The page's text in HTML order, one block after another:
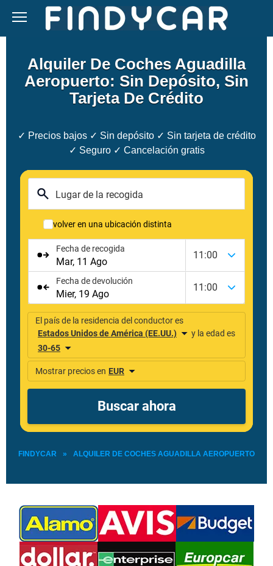
content
Alquiler De Coches Aguadilla
Aeropuerto: Sin Depósito, Sin
Tarjeta De Crédito
✓ Precios bajos ✓ Sin depósito ✓ Sin tarjeta de crédito
✓ Seguro ✓ Cancelación gratis
FINDYCAR » ALQUILER DE COCHES AGUADILLA AEROPUERTO